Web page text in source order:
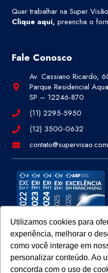
Utilizamos cookies para
experiência, melhorar o
como você interage em
personalizar conteúdo. Ao
concorda com o uso de
Quer trabalhar na Super
Clique aqui, preencha o
Fale Conosco
Av. Cassiano Ricardo,
Parque Residencial
SP – 12246-870
(11) 2295-5950
(12) 3500-0632
contato@supervisao.com
Site